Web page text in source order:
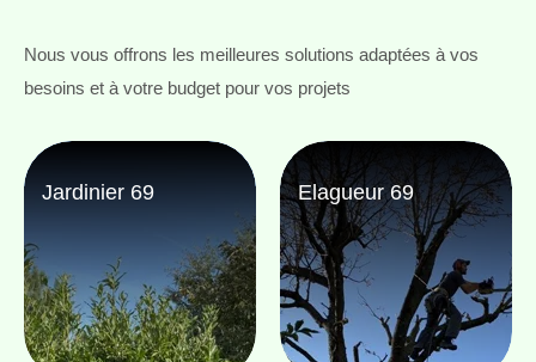
Nous vous offrons les meilleures solutions adaptées à vos
besoins et à votre budget pour vos projets
Jardinier 69 Elagueur 69